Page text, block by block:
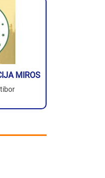
MIROS